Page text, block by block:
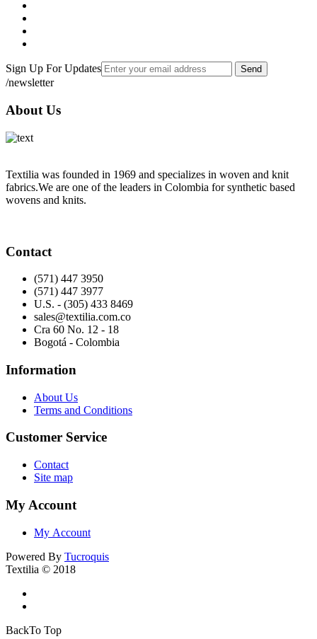
Sign Up For Updates Send
/newsletter
About Us
Textilia was founded in 1969 and specializes in woven and knit
fabrics.We are one of the leaders in Colombia for synthetic based
wovens and knits.
Contact
(571) 447 3950
(571) 447 3977
U.S. - (305) 433 8469
sales@textilia.com.co
Cra 60 No. 12 - 18
Bogotá - Colombia
Information
About Us
Terms and Conditions
Customer Service
Contact
Site map
My Account
My Account
Powered By Tucroquis
Textilia © 2018
BackTo Top